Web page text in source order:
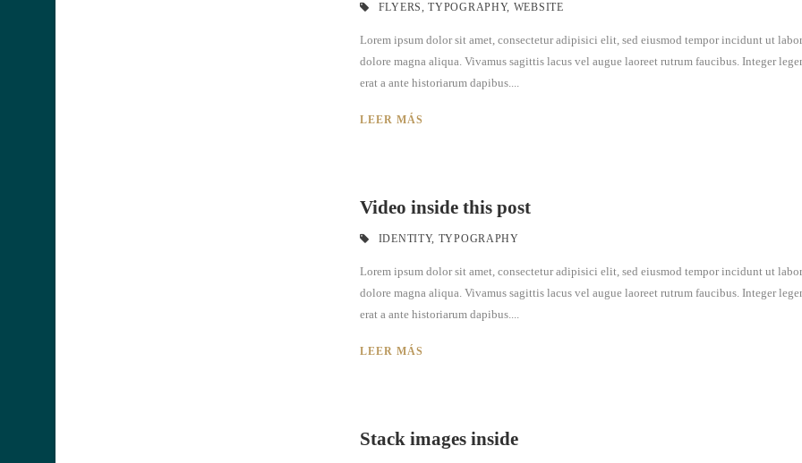
FLYERS, TYPOGRAPHY, WEBSITE
Lorem ipsum dolor sit amet, consectetur adipisici elit, sed eiusmod tempor incidunt ut
dolore magna aliqua. Vivamus sagittis lacus vel augue laoreet rutrum faucibus. Integer
erat a ante historiarum dapibus....
LEER MÁS
Video inside this post
IDENTITY, TYPOGRAPHY
Lorem ipsum dolor sit amet, consectetur adipisici elit, sed eiusmod tempor incidunt ut
dolore magna aliqua. Vivamus sagittis lacus vel augue laoreet rutrum faucibus. Integer
erat a ante historiarum dapibus....
LEER MÁS
Stack images inside